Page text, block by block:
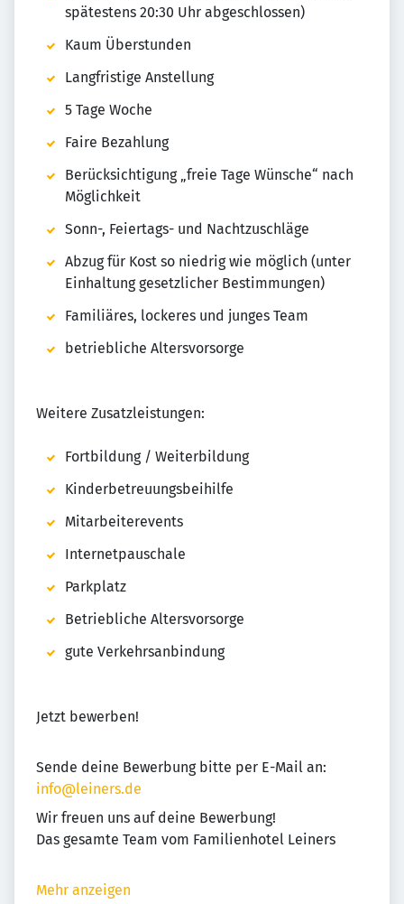
spätestens 20:30 Uhr abgeschlossen)
Kaum Überstunden
Langfristige Anstellung
5 Tage Woche
Faire Bezahlung
Berücksichtigung „freie Tage Wünsche“ nach
Möglichkeit
Sonn-, Feiertags- und Nachtzuschläge
Abzug für Kost so niedrig wie möglich (unter
Einhaltung gesetzlicher Bestimmungen)
Familiäres, lockeres und junges Team
betriebliche Altersvorsorge
Weitere Zusatzleistungen:
Fortbildung / Weiterbildung
Kinderbetreuungsbeihilfe
Mitarbeiterevents
Internetpauschale
Parkplatz
Betriebliche Altersvorsorge
gute Verkehrsanbindung
Jetzt bewerben!
Sende deine Bewerbung bitte per E-Mail an:
info@leiners.de
Wir freuen uns auf deine Bewerbung!
Das gesamte Team vom Familienhotel Leiners
Mehr anzeigen